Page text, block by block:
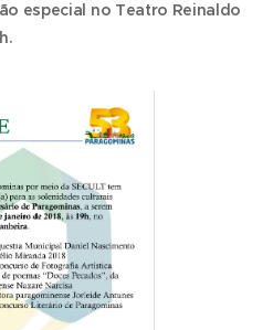
especial no Teatro Reinaldo